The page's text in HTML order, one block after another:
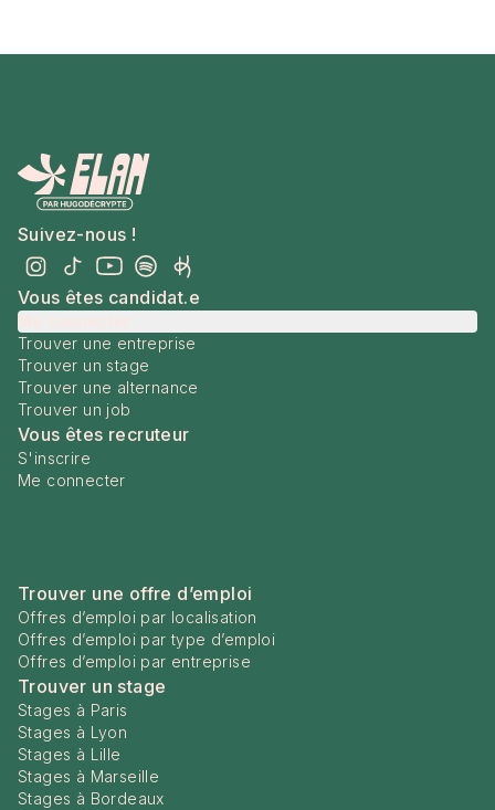
Suivez-nous !
Vous êtes candidat.e
Trouver une entreprise
Trouver un stage
Trouver une alternance
Trouver un job
Vous êtes recruteur
S'inscrire
Me connecter
Trouver une offre d’emploi
Offres d’emploi par localisation
Offres d’emploi par type d’emploi
Offres d’emploi par entreprise
Trouver un stage
Stages à Paris
Stages à Lyon
Stages à Lille
Stages à Marseille
Stages à Bordeaux